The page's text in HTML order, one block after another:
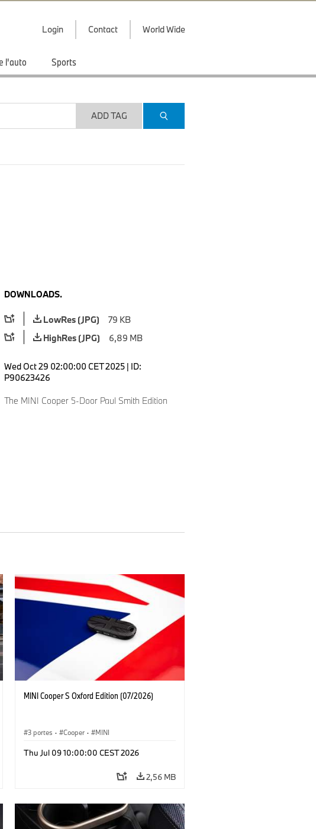
Login Contact World Wide
l'auto Sports
ADD TAG
DOWNLOADS.
LowRes (JPG)
79 KB
HighRes (JPG)
6,89 MB
Wed Oct 29 02:00:00 CET 2025 | ID:
P90623426
The MINI Cooper 5-Door Paul Smith Edition
MINI Cooper S Oxford Edition (07/2026)
3 portes · Cooper · MINI
Thu Jul 09 10:00:00 CEST 2026
2,56 MB